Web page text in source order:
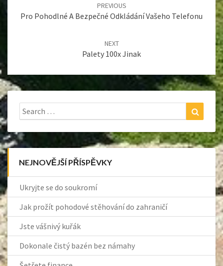
PREVIOUS
Pro Pohodlné A Bezpečné Odkládání Vašeho Telefonu
NEXT
Palety 100x Jinak
Search
for:
Search
NEJNOVĚJŠÍ PŘÍSPĚVKY
Ukryjte se do soukromí
Jak prožít pohodové stěhování do zahraničí
Jste vášnivý kuřák
Dokonale čistý bazén bez námahy